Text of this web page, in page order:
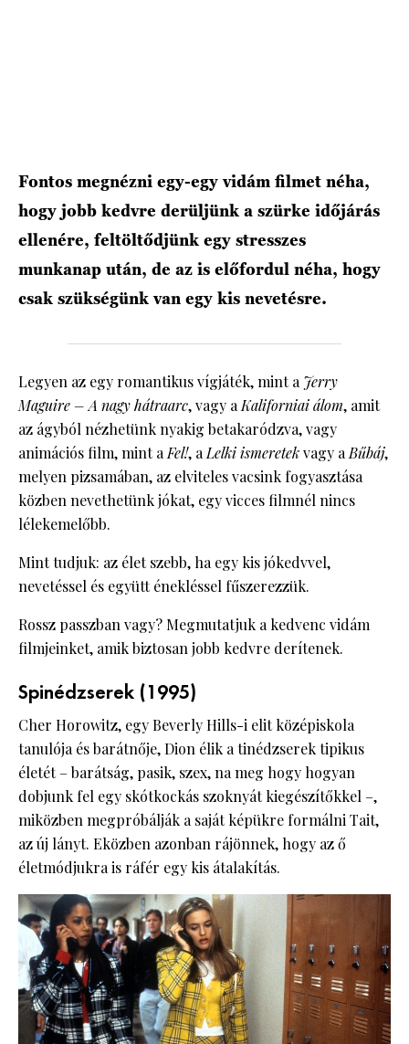
Fontos megnézni egy-egy vidám filmet néha,
hogy jobb kedvre derüljünk a szürke időjárás
ellenére, feltöltődjünk egy stresszes
munkanap után, de az is előfordul néha, hogy
csak szükségünk van egy kis nevetésre.
Legyen az egy romantikus vígjáték, mint a Jerry
Maguire – A nagy hátraarc, vagy a Kaliforniai álom, amit
az ágyból nézhetünk nyakig betakaródzva, vagy
animációs film, mint a Fel!, a Lelki ismeretekvagy a Bűbáj,
melyen pizsamában, az elviteles vacsink fogyasztása
közben nevethetünk jókat, egy vicces filmnél nincs
lélekemelőbb.
Mint tudjuk: az élet szebb, ha egy kis jókedvvel,
nevetéssel és együtt énekléssel fűszerezzük.
Rossz passzban vagy? Megmutatjuk a kedvenc vidám
filmjeinket, amik biztosan jobb kedvre derítenek.
Spinédzserek (1995)
Cher Horowitz, egy Beverly Hills-i elit középiskola
tanulója és barátnője, Dion élik a tinédzserek tipikus
életét – barátság, pasik, szex, na meg hogy hogyan
dobjunk fel egy skótkockás szoknyát kiegészítőkkel –,
miközben megpróbálják a saját képükre formálni Tait,
az új lányt. Eközben azonban rájönnek, hogy az ő
életmódjukra is ráfér egy kis átalakítás.